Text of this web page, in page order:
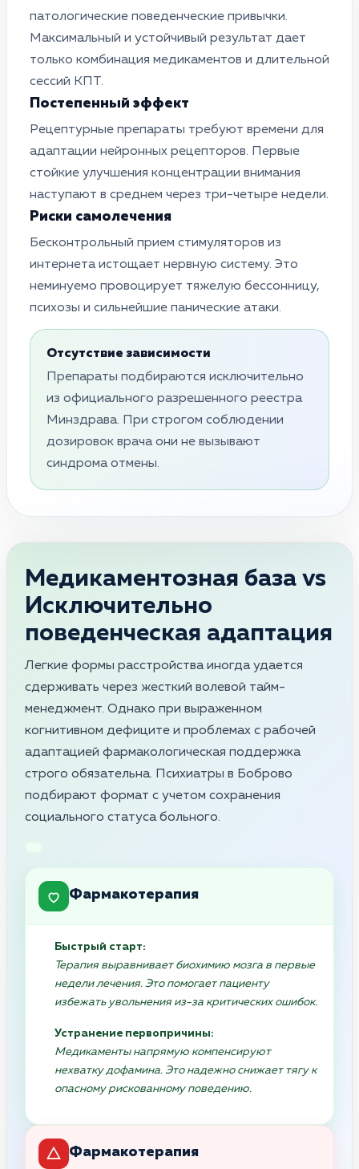
патологические поведенческие привычки.
Максимальный и устойчивый результат дает
только комбинация медикаментов и длительной
сессий КПТ.
Постепенный эффект
Рецептурные препараты требуют времени для
адаптации нейронных рецепторов. Первые
стойкие улучшения концентрации внимания
наступают в среднем через три-четыре недели.
Риски самолечения
Бесконтрольный прием стимуляторов из
интернета истощает нервную систему. Это
неминуемо провоцирует тяжелую бессонницу,
психозы и сильнейшие панические атаки.
Отсутствие зависимости
Препараты подбираются исключительно
из официального разрешенного реестра
Минздрава. При строгом соблюдении
дозировок врача они не вызывают
синдрома отмены.
Медикаментозная база vs
Исключительно
поведенческая адаптация
Легкие формы расстройства иногда удается
сдерживать через жесткий волевой тайм-
менеджмент. Однако при выраженном
когнитивном дефиците и проблемах с рабочей
адаптацией фармакологическая поддержка
строго обязательна. Психиатры в Боброво
подбирают формат с учетом сохранения
социального статуса больного.
Фармакотерапия
Быстрый старт:
Терапия выравнивает биохимию мозга в первые
недели лечения. Это помогает пациенту
избежать увольнения из-за критических ошибок.
Устранение первопричины:
Медикаменты напрямую компенсируют
нехватку дофамина. Это надежно снижает тягу к
опасному рискованному поведению.
Фармакотерапия